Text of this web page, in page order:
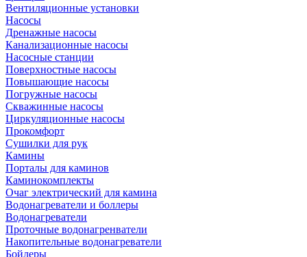
Вентиляционные установки
Насосы
Дренажные насосы
Канализационные насосы
Насосные станции
Поверхностные насосы
Повышающие насосы
Погружные насосы
Скважинные насосы
Циркуляционные насосы
Прокомфорт
Сушилки для рук
Камины
Порталы для каминов
Каминокомплекты
Очаг электрический для камина
Водонагреватели и боллеры
Водонагреватели
Проточные водонагренватели
Накопительные водонагреватели
Бойлеры